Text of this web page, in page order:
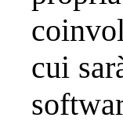
cui